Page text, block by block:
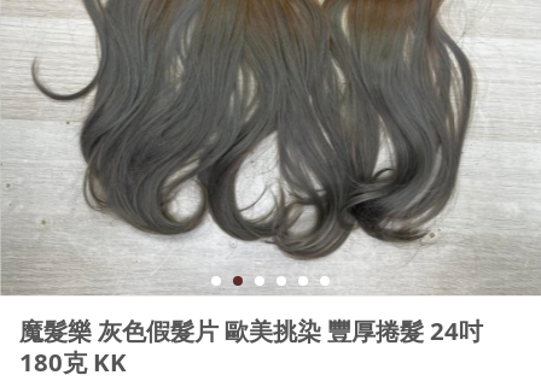
魔髮樂 灰色假髮片 歐美挑染 豐厚捲髮 24吋
180克 KK